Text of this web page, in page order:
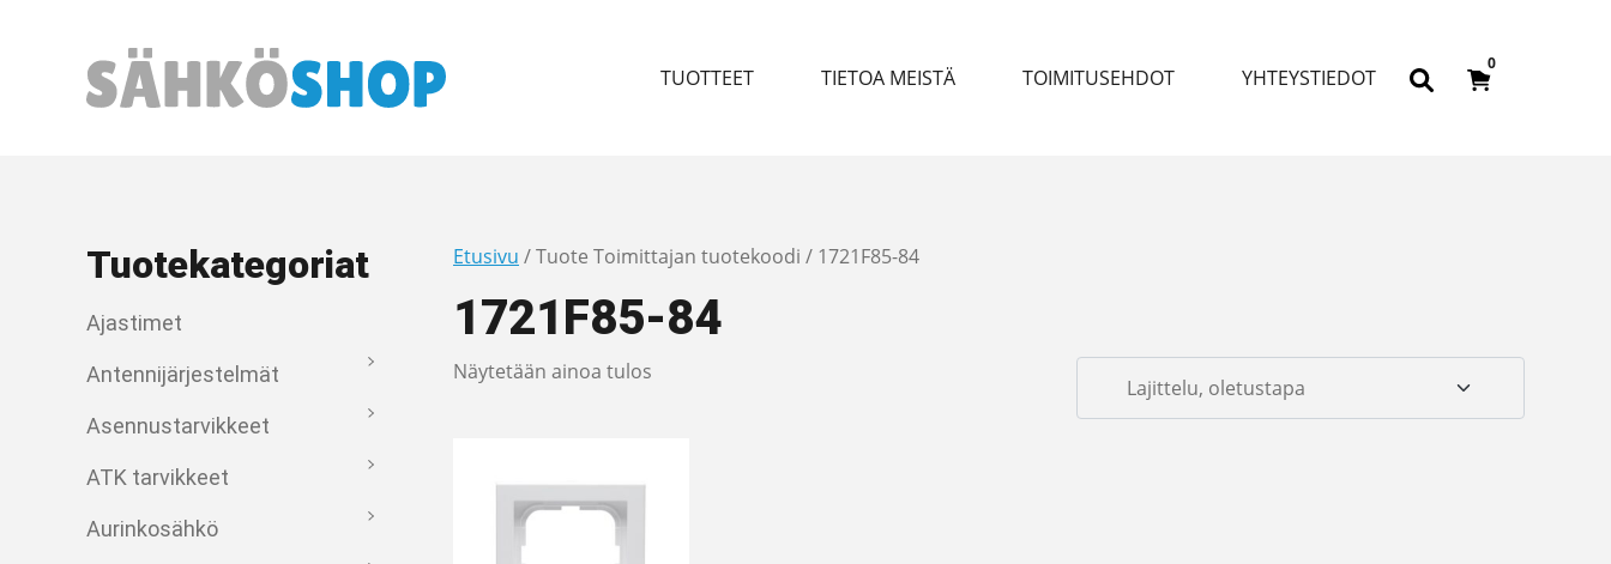
Päävalikko TUOTTEET TIETOA MEISTÄ TOIMITUSEHDOT YHTEYSTIEDOT
0
Tuotekategoriat
Ajastimet
Antennijärjestelmät
Asennustarvikkeet
ATK tarvikkeet
Aurinkosähkö
Etusivu / Tuote Toimittajan tuotekoodi / 1721F85-84
1721F85-84
Näytetään ainoa tulos